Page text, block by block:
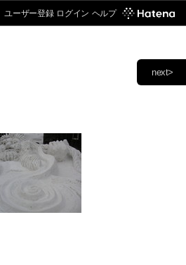
ユーザー登録 ログイン ヘルプ
next>